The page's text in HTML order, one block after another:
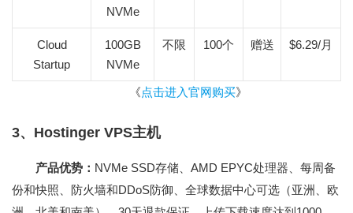
NVMe
Cloud
Startup
100GB
NVMe
不限 100个 赠送 $6.29/月
《点击进入官网购买》
3、Hostinger VPS主机
产品优势： NVMe SSD存储、AMD EPYC处理器、每周备
份和快照、防火墙和DDoS防御、全球数据中心可选（亚洲、欧